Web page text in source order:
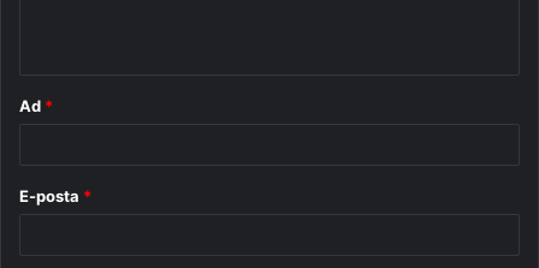
Ad *
E-posta *